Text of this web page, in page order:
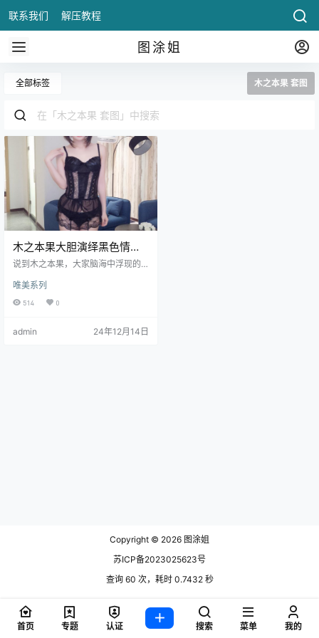
联系我们 解压教程
图涂姐
全部标签 木之本果 套图
木之本果大胆演绎黑色情趣
内衣，展现性感与魅惑的完
说到木之本果，大家脑海中浮现的
象。可爱温柔的她，总能以灵动俏
皮的角色惊.
唯美系列
514 0
admin 24年12月14日
Copyright © 2026 图涂姐
苏ICP备2023025623号
查询 60 次，耗时 0.7432 秒
首页 专题 认证 搜索 菜单 我的